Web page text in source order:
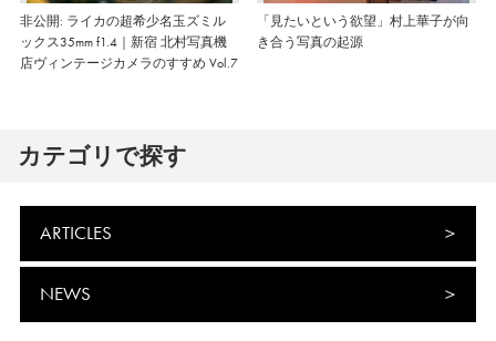
非公開: ライカの超希少名玉ズミル
ックス35mm f1.4｜新宿 北村写真機
店ヴィンテージカメラのすすめ Vol.7
「見たいという欲望」村上華子が向
き合う写真の起源
カテゴリで探す
ARTICLES
NEWS